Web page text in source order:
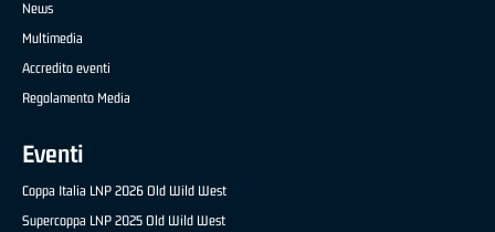
News
Multimedia
Accredito eventi
Regolamento Media
Eventi
Coppa Italia LNP 2026 Old Wild West
Supercoppa LNP 2025 Old Wild West